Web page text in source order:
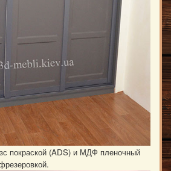
покраской (ADS) и МДФ пленочный